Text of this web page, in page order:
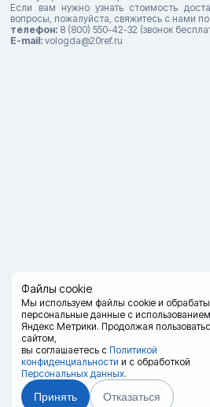
Файлы cookie
Мы используем файлы cookie и
персональные данные с использованием
Яндекс Метрики. Продолжая
сайтом,
вы соглашаетесь с Политикой
конфиденциальности и с обработкой
Персональных данных.
Принять Отказаться
Если вам нужно узнать стоимость
вопросы, пожалуйста, свяжитесь с нами
телефон: 8 (800) 550-42-32 (звонок
E-mail:vologda@20ref.ru